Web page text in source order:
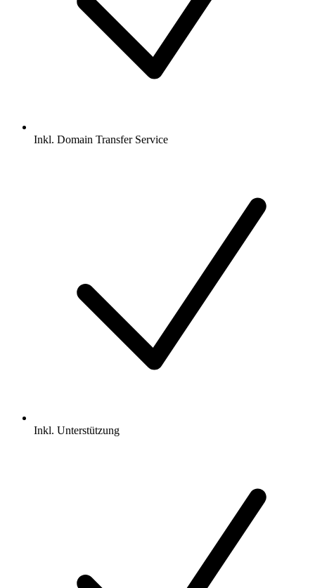
Inkl. Domain Transfer Service
Inkl. Unterstützung